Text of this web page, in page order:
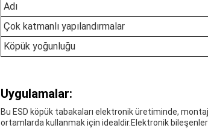
Adı
Çok katmanlı yapılandırmalar
Köpük yoğunluğu
Uygulamalar:
Bu ESD köpük tabakaları elektronik üretiminde,
ortamlarda kullanmak için idealdir.Elektronik